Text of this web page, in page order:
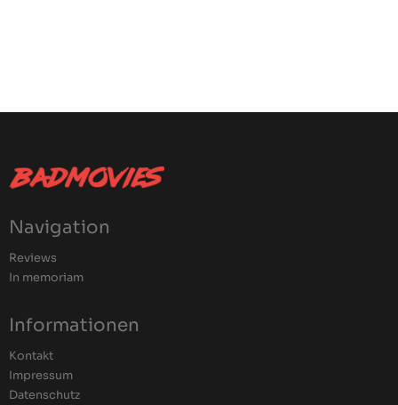
Navigation
Reviews
In memoriam
Informationen
Kontakt
Impressum
Datenschutz